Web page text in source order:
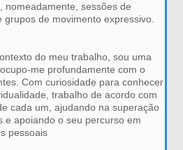
nomeadamente, sessões de
de movimento expressivo.
do meu trabalho, sou uma
me profundamente com o
Com curiosidade para conhecer
trabalho de acordo com
cada um, ajudando na superação
e apoiando o seu percurso em
pessoais